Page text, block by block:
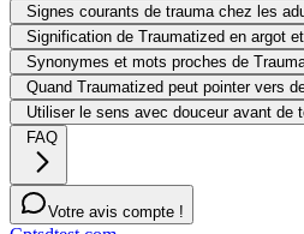
Signes courants de trauma chez les
Signification de Traumatized en argot
Synonymes et mots proches de
Quand Traumatized peut pointer vers
Utiliser le sens avec douceur avant de
FAQ
Votre avis compte !